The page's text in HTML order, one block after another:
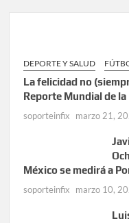
DEPORTE Y SALUD
La felicidad no
Reporte Mundial de
soporteinfix marzo 21,
México se medirá a
soporteinfix marzo 10,